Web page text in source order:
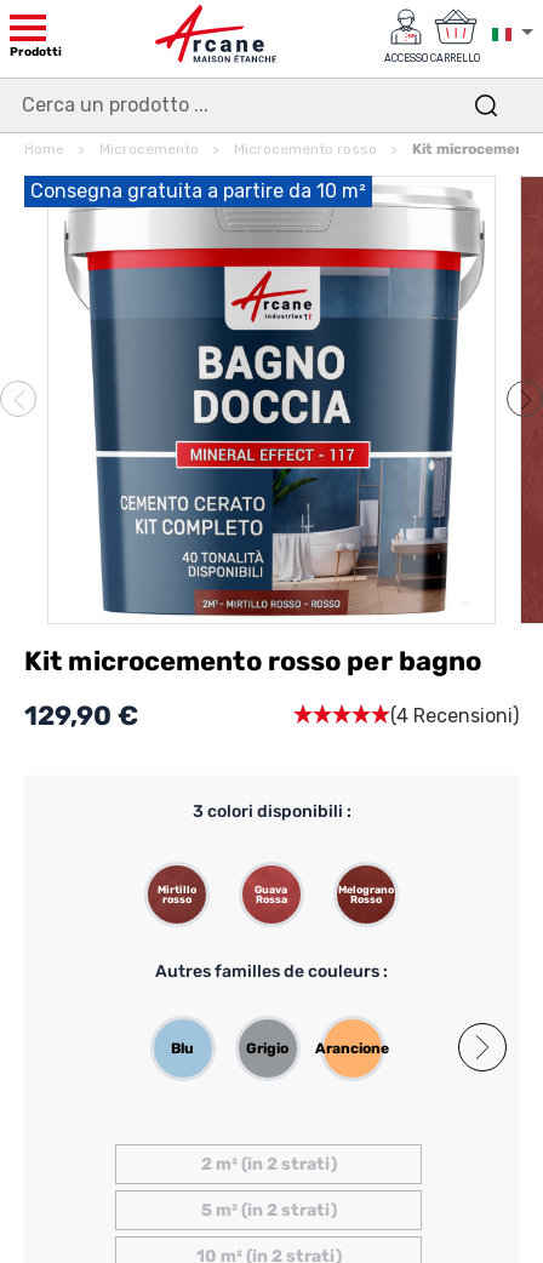
Prodotti ACCESSO CARRELLO
Home Microcemento Microcemento rosso Kit
Consegna gratuita a partire da 10 m²
Kit microcemento rosso per bagno
129,90 €
(4 Recensioni)
2 m² (in 2 strati)
5 m² (in 2 strati)
10 m² (in 2 strati)
3colori disponibili :
Mirtillo
rosso
Guava
Rossa
Melograno
Rosso
Autres familles de couleurs :
Blu Grigio Arancione Verde